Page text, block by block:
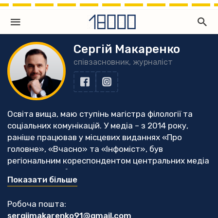
Сергій Макаренко
співзасновник, журналіст
Освіта вища, маю ступінь магістра філології та
соціальних комунікацій. У медіа – з 2014 року,
раніше працював у місцевих виданнях «Про
головне», «Вчасно» та «Інфоміст», був
регіональним кореспондентом центральних медіа
УНІАН та УНН, був комунікаційником мережі
«Опора».
Національної служби журналістів у 2017 та 2018
Показати більше
Робоча пошта:
sergijmakarenko91@gmail.com